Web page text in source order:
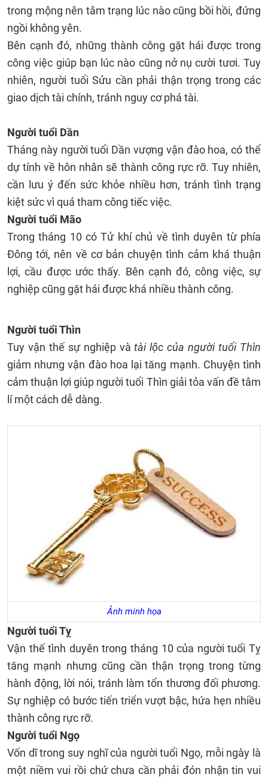
trong mộng nên tâm trạng lúc nào cũng bồi hồi, đứng
ngồi không yên.
Bên cạnh đó, những thành công gặt hái được trong
công việc giúp bạn lúc nào cũng nở nụ cười tươi. Tuy
nhiên, người tuổi Sửu cần phải thận trọng trong các
giao dịch tài chính, tránh nguy cơ phá tài.
Người tuổi Dần
Tháng này người tuổi Dần vượng vận đào hoa, có thể
dự tính về hôn nhân sẽ thành công rực rỡ. Tuy nhiên,
cần lưu ý đến sức khỏe nhiều hơn, tránh tình trạng
kiệt sức vì quá tham công tiếc việc.
Người tuổi Mão
Trong tháng 10 có Tử khí chủ về tình duyên từ phía
Đông tới, nên về cơ bản chuyện tình cảm khá thuận
lợi, cầu được ước thấy. Bên cạnh đó, công việc, sự
nghiệp cũng gặt hái được khá nhiều thành công.
Người tuổi Thìn
Tuy vận thế sự nghiệp vàtài lộc của người tuổi Thìn
giảm nhưng vận đào hoa lại tăng mạnh. Chuyện tình
cảm thuận lợi giúp người tuổi Thìn giải tỏa vấn đề tâm
lí một cách dễ dàng.
Ảnh minh họa
Người tuổi Tỵ
Vận thế tình duyên trong tháng 10 của người tuổi Tỵ
tăng mạnh nhưng cũng cần thận trọng trong từng
hành động, lời nói, tránh làm tổn thương đối phương.
Sự nghiệp có bước tiến triển vượt bậc, hứa hẹn nhiều
thành công rực rỡ.
Người tuổi Ngọ
Vốn dĩ trong suy nghĩ của người tuổi Ngọ, mỗi ngày là
một niềm vui rồi chứ chưa cần phải đón nhận tin vui